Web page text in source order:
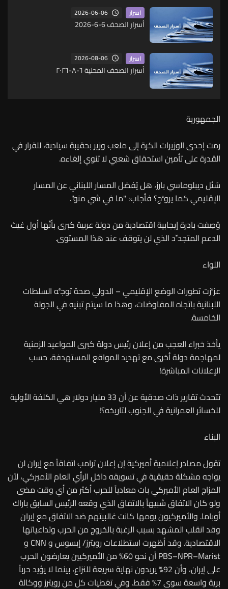
اسرار 2026-06-06
أسرار الصحف 6-6-2026
اسرار 2026-08-06
أسرار الصحف المحلية ٦-٨-٢٠٢٦
الجمهورية
رمت إحدى الوزيرات الكرة إلى ملعب وزير بحقيبة سيادية، للقرار في
القدرة على تأمين استحقاق شعبي لا تنوي إلغاءه.
سُئل ديبلوماسي بارز، هل يُفصَل المسار اللبناني عن المسار
الإقليمي كما يروَّج؟ فأجاب: "ما في شي منو".
وُصِفت بادرة إيجابية اقتصادية من دولة عربية كبرى بأنّها أول غيث
الدعم المتجدِّد الذي لن يتوقف عند هذا المستوى.
اللواء
عزَّزت تطورات الوضع الإقليمي – الدولي صحة توجُّه السلطات
اللبنانية باتجاه المفاوضات، وهذا ما سيتم تبنيه في الجولة
الخامسة.
يأخذ خبراء العجب من إعلان رئيس دولة كبرى المواعيد الزمنية
لمهاجمة دولة أخرى مع تهديد المواقع المستهدفة، حسب
الإعلانات المباشرة!
تتحدث تقارير ذات صدقية عن أن 33 مليار دولار هي الكلفة الأولية
للخسائر العمرانية في الجنوب لتاريخه؟!
البناء
تقول مصادر إعلامية أميركية إن إعلان ترامب اتفاقاً مع إيران لن
يواجه مشكلة حقيقية في تسويقه داخل الرأي العام الأميركي، لأن
المزاج العام الأميركي بات معادياً للحرب أكثر من أي وقت مضى
ولو كان الاتفاق شبيهاً بالاتفاق الذي وقعه الرئيس السابق باراك
أوباما. والأميركيون يومها كانت غالبيتهم ضد الاتفاق مع إيران
وقد انقلب المشهد بسبب الرغبة بالخروج من الحرب وتداعياتها
الاقتصادية. وقد أظهرت استطلاعات رويترز/ إبسوس و CNN و
PBS–NPR–Marist أن نحو 60% من الأميركيين يعارضون الحرب
على إيران، وأن 92% يريدون نهاية سريعة للنزاع، بينما لا يؤيد حرباً
برية واسعة سوى 7% فقط. وفي تغطيات كل من رويترز ووكالة